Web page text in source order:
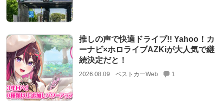
推しの声で快適ドライブ!! Yahoo！カ
ーナビ×ホロライブAZKiが大人気で継
続決定だと！
2026.08.09 ベストカーWeb 1